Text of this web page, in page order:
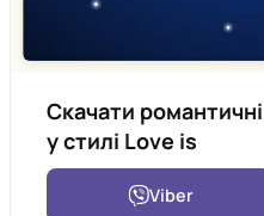
Скачати
у стилі Love is
Viber